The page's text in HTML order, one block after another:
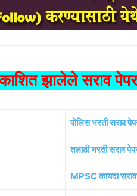
झालेले सराव पेपर
पोलिस भरती सराव
तलाठी भरती सराव
MPSC कायदा